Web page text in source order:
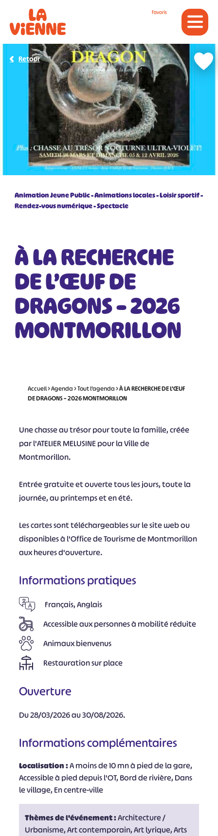
Favoris
Animation Jeune Public Animations locales Loisir sportif
Rendez-vous numérique Spectacle
À LA RECHERCHE
DE L’ŒUF DE
DRAGONS – 2026
MONTMORILLON
Retour
Accueil>Agenda>Tout l’agenda>À LA RECHERCHE DE L’ŒUF
DE DRAGONS – 2026 MONTMORILLON
Une chasse au trésor pour toute la famille, créée
par l'ATELIER MELUSINE pour la Ville de
Montmorillon.
Entrée gratuite et ouverte tous les jours, toute la
journée, au printemps et en été.
Les cartes sont téléchargeables sur le site web ou
disponibles à l'Office de Tourisme de Montmorillon
aux heures d'ouverture.
Informations pratiques
Français, Anglais
Accessible aux personnes à mobilité réduite
Animaux bienvenus
Restauration sur place
Ouverture
Du 28/03/2026 au 30/08/2026.
Informations complémentaires
Localisation :A moins de 10 mn à pied de la gare,
Accessible à pied depuis l'OT, Bord de rivière, Dans
le village, En centre-ville
Thèmes de l'événement :Architecture /
Urbanisme, Art contemporain, Art lyrique, Arts